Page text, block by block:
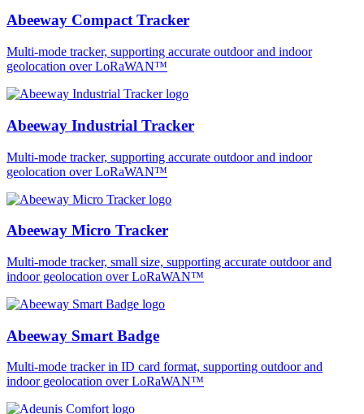
Abeeway Compact Tracker
Multi-mode tracker, supporting accurate outdoor and indoor
geolocation over LoRaWAN™
Abeeway Industrial Tracker
Multi-mode tracker, supporting accurate outdoor and indoor
geolocation over LoRaWAN™
Abeeway Micro Tracker
Multi-mode tracker, small size, supporting accurate outdoor and
indoor geolocation over LoRaWAN™
Abeeway Smart Badge
Multi-mode tracker in ID card format, supporting outdoor and
indoor geolocation over LoRaWAN™